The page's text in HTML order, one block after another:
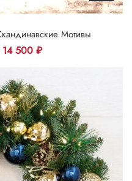
Мотивы
14 500 ₽